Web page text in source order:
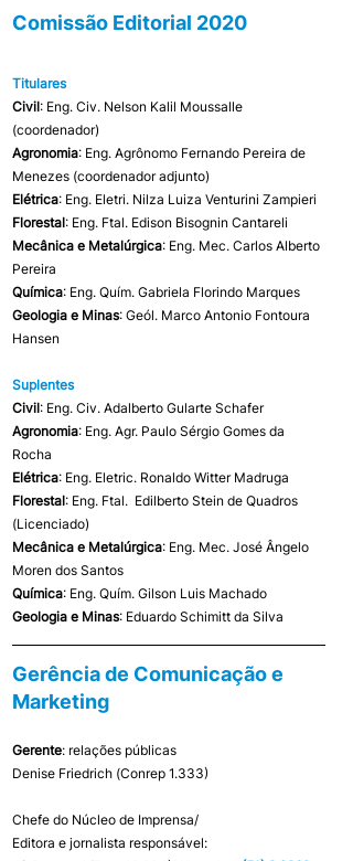
Comissão Editorial 2020
Titulares
Civil: Eng. Civ. Nelson Kalil Moussalle
(coordenador)
Agronomia: Eng. Agrônomo Fernando Pereira de
Menezes (coordenador adjunto)
Elétrica: Eng. Eletri. Nilza Luiza Venturini Zampieri
Florestal: Eng. Ftal. Edison Bisognin Cantareli
Mecânica e Metalúrgica: Eng. Mec. Carlos Alberto
Pereira
Química: Eng. Quím. Gabriela Florindo Marques
Geologia e Minas: Geól. Marco Antonio Fontoura
Hansen
Suplentes
Civil: Eng. Civ. Adalberto Gularte Schafer
Agronomia: Eng. Agr. Paulo Sérgio Gomes da
Rocha
Elétrica: Eng. Eletric. Ronaldo Witter Madruga
Florestal: Eng. Ftal.  Edilberto Stein de Quadros
(Licenciado)
Mecânica e Metalúrgica: Eng. Mec. José Ângelo
Moren dos Santos
Química: Eng. Quím. Gilson Luis Machado
Geologia e Minas: Eduardo Schimitt da Silva
Gerência de Comunicação e
Marketing
Gerente: relações públicas
Denise Friedrich (Conrep 1.333)
Chefe do Núcleo de Imprensa/
Editora e jornalista responsável: